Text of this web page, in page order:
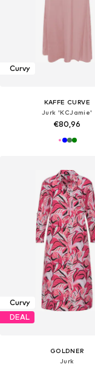
Curvy
KAFFE CURVE
Jurk 'KCJamie'
€80,96
Curvy
DEAL
GOLDNER
Jurk